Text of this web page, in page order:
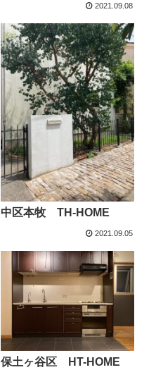
2021.09.08
中区本牧 TH-HOME
2021.09.05
保土ヶ谷区 HT-HOME